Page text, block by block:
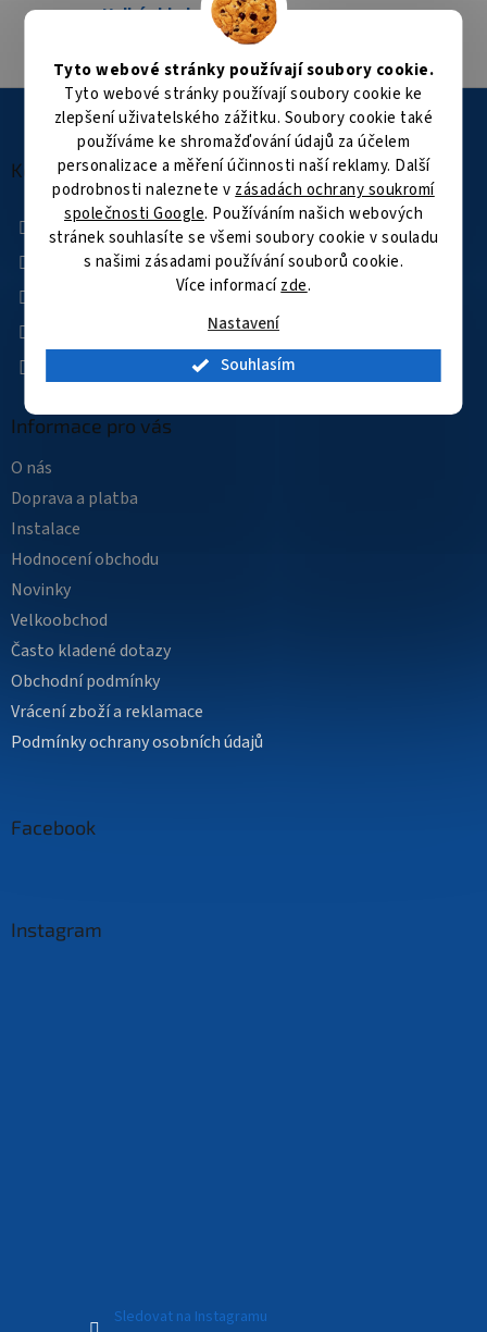
Tyto webové stránky používají soubory cookie.
Tyto webové stránky používají soubory cookie ke
zlepšení uživatelského zážitku. Soubory cookie také
používáme ke shromažďování údajů za účelem
personalizace a měření účinnosti naší reklamy. Další
podrobnosti naleznete v zásadách ochrany soukromí
společnosti Google. Používáním našich webových
stránek souhlasíte se všemi soubory cookie v souladu
s našimi zásadami používání souborů cookie.
Více informacízde.
Nastavení
Souhlasím
Velké skladové zásoby
Přes 35 000 položek skladem
Kontakt
+420 601 505 003
Facebook
YouTube
Informace pro vás
O nás
Doprava a platba
Instalace
Hodnocení obchodu
Novinky
Velkoobchod
Často kladené dotazy
Obchodní podmínky
Vrácení zboží a reklamace
Podmínky ochrany osobních údajů
Facebook
Instagram
Sledovat na Instagramu